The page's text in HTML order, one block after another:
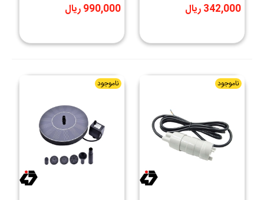
342,000 ریال 990,000 ریال
ناموجود ناموجود